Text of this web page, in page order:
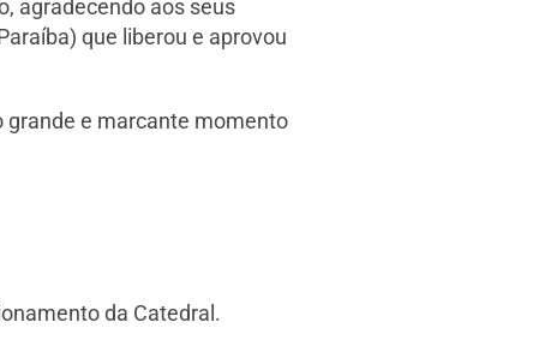
agradecendo aos seus
que liberou e aprovou
grande e marcante momento
da Catedral.